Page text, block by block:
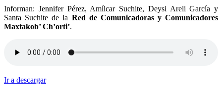
Informan: Jennifer Pérez, Amílcar Suchite, Deysi Areli García y
Santa Suchite de la Red de Comunicadoras y Comunicadores
Maxtakob’ Ch’orti’.
Ir a descargar